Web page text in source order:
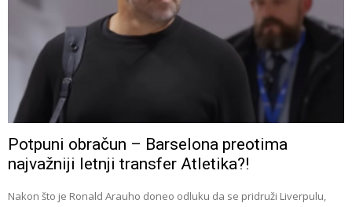
Potpuni obračun – Barselona preotima
najvažniji letnji transfer Atletika?!
Nakon što je Ronald Arauho doneo odluku da se pridruži Liverpulu,